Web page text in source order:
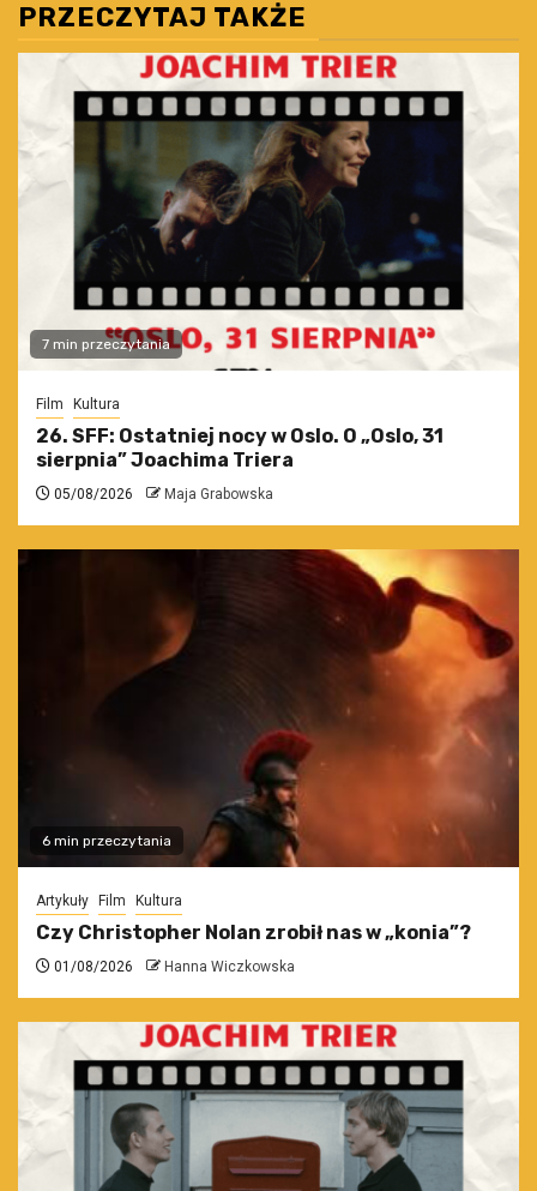
PRZECZYTAJ TAKŻE
7 min przeczytania
Film Kultura
26. SFF: Ostatniej nocy w Oslo. O „Oslo, 31
sierpnia” Joachima Triera
05/08/2026 Maja Grabowska
6 min przeczytania
Artykuły Film Kultura
Czy Christopher Nolan zrobił nas w „konia”?
01/08/2026 Hanna Wiczkowska